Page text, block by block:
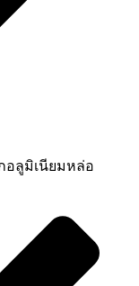
อลูมิเนียมหล่อ